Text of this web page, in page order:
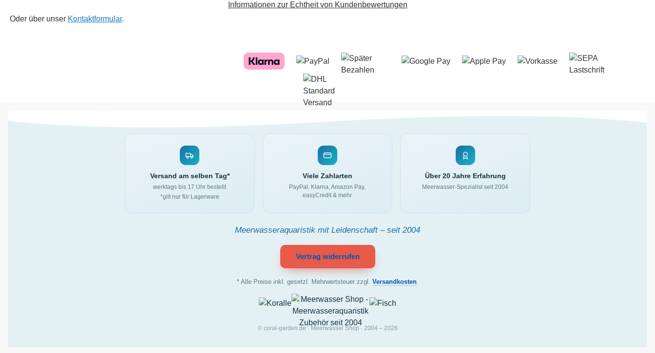
Oder über unser Kontaktformular.
Informationen zur Echtheit von Kundenbewertungen
Versand am selben Tag*
werktags bis 17 Uhr bestellt
*gilt nur für Lagerware
Viele Zahlarten
PayPal, Klarna, Amazon Pay,
easyCredit & mehr
Über 20 Jahre Erfahrung
Meerwasser-Spezialist seit 2004
Meerwasseraquaristik mit Leidenschaft – seit 2004
Vertrag widerrufen
* Alle Preise inkl. gesetzl. Mehrwertsteuer zzgl. Versandkosten.
© coral-garden.de · Meerwasser Shop · 2004 – 2026